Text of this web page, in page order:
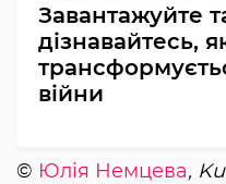
Завантажуйте
дізнавайтесь,
війни
© Юлія Немцева,